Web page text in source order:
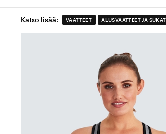
Katso lisää: VAATTEET ALUSVAATTEET JA SUKAT